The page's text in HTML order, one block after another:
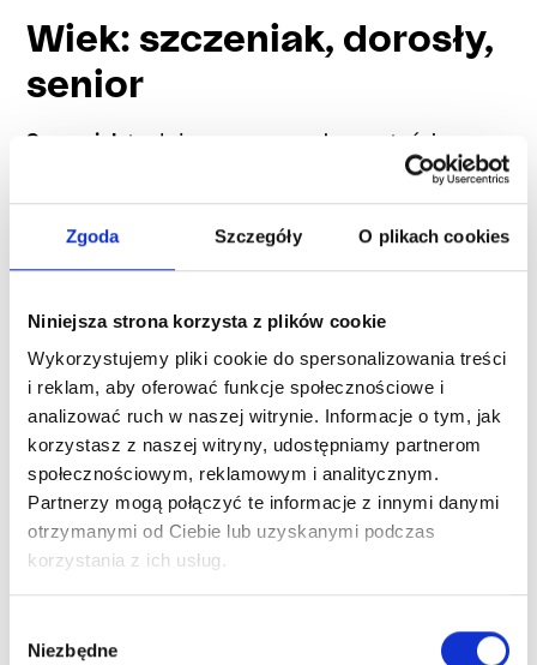
Zgoda Szczegóły O plikach cookies
Niniejsza strona korzysta z plików cookie
Wykorzystujemy pliki cookie do spersonalizowania treści
i reklam, aby oferować funkcje społecznościowe i
analizować ruch w naszej witrynie. Informacje o tym, jak
korzystasz z naszej witryny, udostępniamy partnerom
społecznościowym, reklamowym i analitycznym.
Partnerzy mogą połączyć te informacje z innymi danymi
otrzymanymi od Ciebie lub uzyskanymi podczas
korzystania z ich usług.
zgody
Niezbędne
Wiek: szczeniak, dorosły,
senior
Szczeniak
to dużo czasu na naukę czystości,
Dorosły pies
często ma już ukształtowany temperament (łatwiej
przewidzieć), ale może mieć nawyki do
uważności zdrowotnej.
Relacje z innymi
zwierzętami
Jeśli masz kota lub psa rezydenta, pytaj wprost o
testy i obserwacje. A jeśli ich nie było, ustal, czy
organizacja dopuszcza proces zapoznania etapami.
Wrażliwość na bodźce
miejskie